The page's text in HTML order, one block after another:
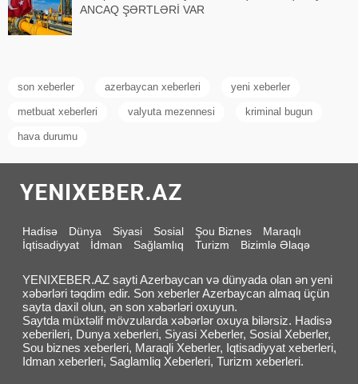
ANCAQ ŞƏRTLƏRİ VAR
son xeberler azerbaycan xeberleri yeni xeberler
metbuat xeberleri valyuta mezennesi kriminal bugun
hava durumu
Hadisə Dünya Siyasi Sosial Şou Biznes
Maraqlı
İqtisadiyyat
İdman Sağlamlıq Turizm Bizimlə Əlaqə
YENIXEBER.AZ sayti Azerbaycan və dünyada olan ən yeni
xəbərləri təqdim edir. Son xeberler Azerbaycan almaq üçün
sayta daxil olun, ən son xəbərləri oxuyun.
Saytda müxtəlif mövzularda xəbərlər oxuya bilərsiz. Hadisə
xeberileri, Dunya xeberleri, Siyasi Xeberler, Sosial Xeberler,
Sou biznes xeberleri, Maraqli Xeberler, Iqtisadiyyat xeberleri,
Idman xeberleri, Saglamliq Xeberleri, Turizm xeberleri.